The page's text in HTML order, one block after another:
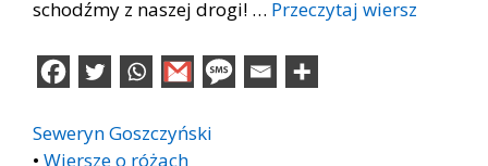
schodźmy z naszej drogi! … Przeczytaj wiersz
Seweryn Goszczyński
• Wiersze o różach